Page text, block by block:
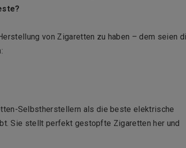
von Zigaretten zu haben – dem seien
Selbstherstellern als die beste elektrische
Sie stellt perfekt gestopfte Zigaretten her und